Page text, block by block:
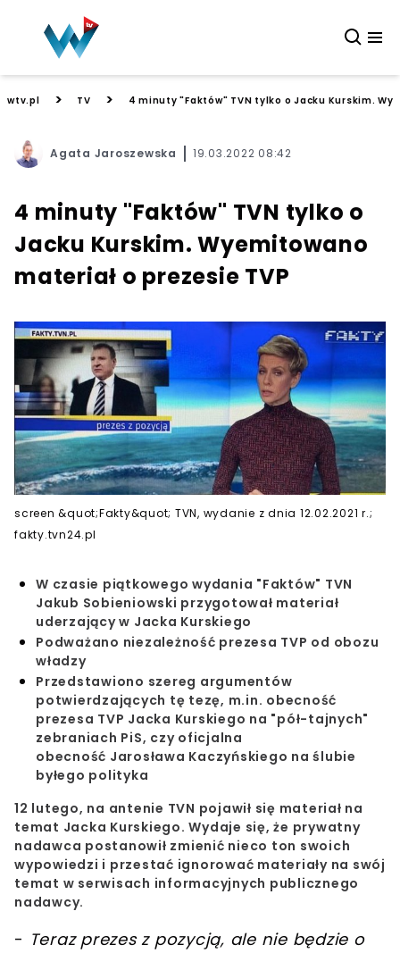
wtv.pl > TV > 4 minuty "Faktów" TVN tylko o Jacku Kurskim.
Agata Jaroszewska 19.03.2022 08:42
4 minuty "Faktów" TVN tylko o
Jacku Kurskim. Wyemitowano
materiał o prezesie TVP
screen &quot;Fakty&quot; TVN, wydanie z dnia 12.02.2021 r.;
fakty.tvn24.pl
W czasie piątkowego wydania "Faktów" TVN
Jakub Sobieniowski przygotował materiał
uderzający w Jacka Kurskiego
Podważano niezależność prezesa TVP od obozu
władzy
Przedstawiono szereg argumentów
potwierdzających tę tezę, m.in. obecność
prezesa TVP Jacka Kurskiego na "pół-tajnych"
zebraniach PiS, czy oficjalna
obecność Jarosława Kaczyńskiego na ślubie
byłego polityka
12 lutego, na antenie TVN pojawił się materiał na
temat Jacka Kurskiego. Wydaje się, że prywatny
nadawca postanowił zmienić nieco ton swoich
wypowiedzi i przestać ignorować materiały na swój
temat w serwisach informacyjnych publicznego
nadawcy.
- Teraz prezes z pozycją, ale nie będzie o